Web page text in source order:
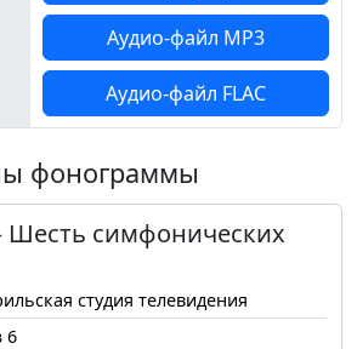
Аудио-файл MP3
Аудио-файл FLAC
фонограммы
Шесть симфонических
студия телевидения
6